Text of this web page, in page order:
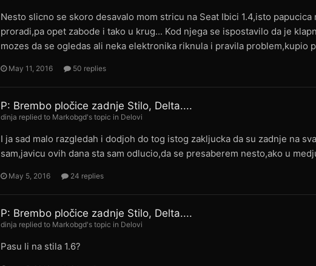
Nesto slicno se skoro desavalo mom stricu na Seat Ibici 1.4,isto
proradi,pa opet zabode i tako u krug... Kod njega se ispostavilo da je
mozes da se ogledas ali neka elektronika riknula i pravila problem,kupio
May 11, 2016 50 replies
P: Brembo pločice zadnje Stilo, Delta....
dinja replied to Markobgd's topic in Delovi
I ja sad malo razgledah i dodjoh do tog istog zakljucka da su zadnje na
sam,javicu ovih dana sta sam odlucio,da se presaberem nesto,ako u
May 5, 2016 24 replies
P: Brembo pločice zadnje Stilo, Delta....
dinja replied to Markobgd's topic in Delovi
Pasu li na stila 1.6?